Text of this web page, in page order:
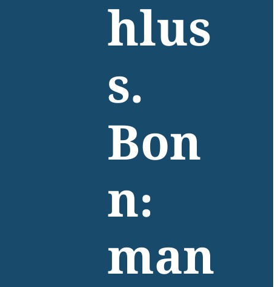
hlus
s.
Bon
n:
man